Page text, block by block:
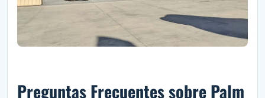
Preguntas Frecuentes sobre Palm